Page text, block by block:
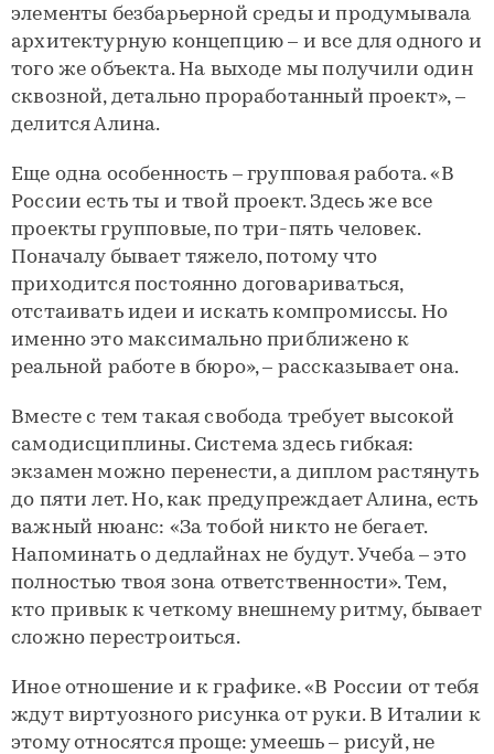
элементы безбарьерной среды и продумывала
архитектурную концепцию – и все для одного и
того же объекта. На выходе мы получили один
сквозной, детально проработанный проект», –
делится Алина.
Еще одна особенность – групповая работа. «В
России есть ты и твой проект. Здесь же все
проекты групповые, по три-пять человек.
Поначалу бывает тяжело, потому что
приходится постоянно договариваться,
отстаивать идеи и искать компромиссы. Но
именно это максимально приближено к
реальной работе в бюро», – рассказывает она.
Вместе с тем такая свобода требует высокой
самодисциплины. Система здесь гибкая:
экзамен можно перенести, а диплом растянуть
до пяти лет. Но, как предупреждает Алина, есть
важный нюанс: «За тобой никто не бегает.
Напоминать о дедлайнах не будут. Учеба – это
полностью твоя зона ответственности». Тем,
кто привык к четкому внешнему ритму, бывает
сложно перестроиться.
Иное отношение и к графике. «В России от тебя
ждут виртуозного рисунка от руки. В Италии к
этому относятся проще: умеешь – рисуй, не